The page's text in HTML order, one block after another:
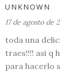
UNKNOWN
17 de agosto de
toda una
traes!!!! asi q
para hacerlo